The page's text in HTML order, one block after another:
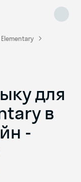
Elementary
для
в
-